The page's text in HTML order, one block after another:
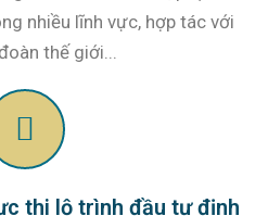
nhiều lĩnh vực, hợp tác với
thế giới...
thi lộ trình đầu tư định